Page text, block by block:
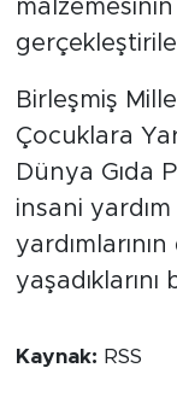
malzemesinin
Birleşmiş
Çocuklara
Dünya Gıda
insani
yaşadıklarını
Kaynak: RSS